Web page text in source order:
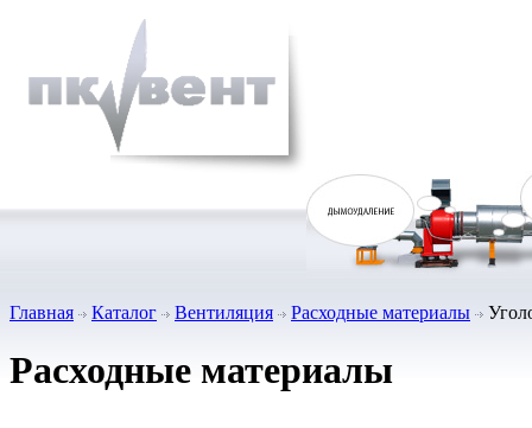
Главная Каталог Вентиляция Расходные материалы
Расходные материалы